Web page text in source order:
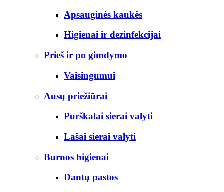
Apsauginės kaukės
Higienai ir dezinfekcijai
Prieš ir po gimdymo
Vaisingumui
Ausų priežiūrai
Purškalai sierai valyti
Lašai sierai valyti
Burnos higienai
Dantų pastos